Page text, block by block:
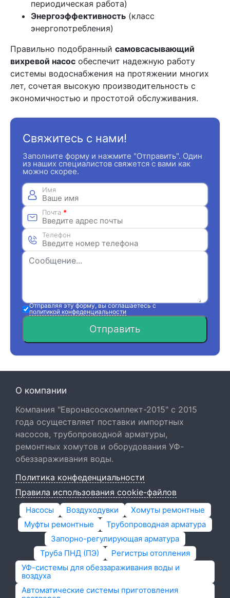
периодическая работа)
Энергоэффективность (класс
энергопотребления)
Правильно подобранный самовсасывающий
вихревой насос обеспечит надежную работу
системы водоснабжения на протяжении многих
лет, сочетая высокую производительность с
экономичностью и простотой обслуживания.
Свяжитесь с нами!
Заполните форму и нажмите "Отправить". Один
из наших специалистов свяжется с вами как
можно скорее.
Имя
Почта *
Телефон
Отправляя эту форму, вы соглашаетесь с
политикой конфеденциальности
Отправить
О компании
Компания "Евронасоскомплект-2015" с 2015
года осуществляет поставки импортных
насосов, трубопроводной арматуры,
ремонтных хомутов и оборудования УФ-
обеззараживания воды.
Политика конфеденциальности
Правила использования cookie-файлов
Насосы Воздуходувки
Хомуты ремонтные
Муфты ремонтные
Трубопроводная арматура
Запорно-регулирующая арматура
Труба ПНД (ПЭ)
Регистры отопления
УФ-системы для обеззараживания воды и
воздуха
Автоматические системы приготовления